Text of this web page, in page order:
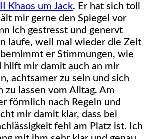
Khaos um Jack. Er hat sich toll
mir gerne den Spiegel vor
ich gestresst und genervt
laufe, weil mal wieder die Zeit
er Stimmungen, wie
hilft mir damit auch an mir
achtsamer zu sein und sich
zu lassen vom Alltag. Am
förmlich nach Regeln und
mir damit klar, dass bei
fehl am Platz ist. Ich